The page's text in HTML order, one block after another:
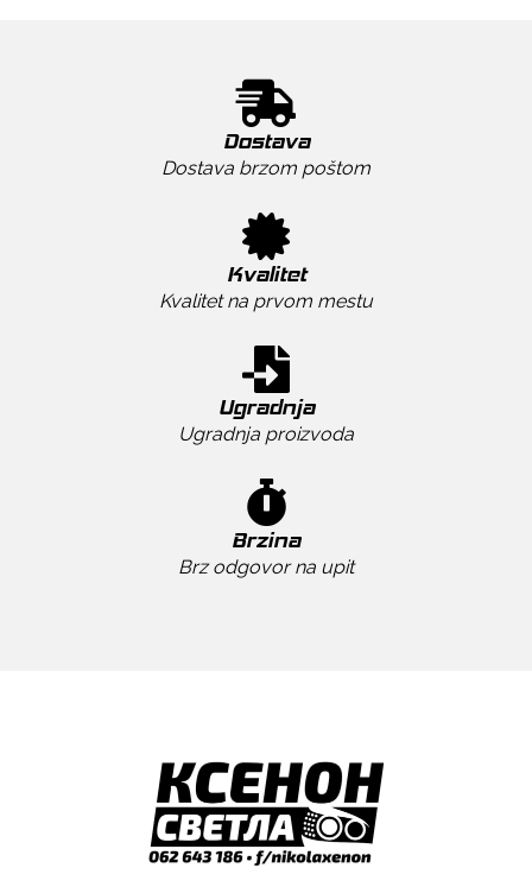
Dostava
Dostava brzom poštom
Kvalitet
Kvalitet na prvom mestu
Ugradnja
Ugradnja proizvoda
Brzina
Brz odgovor na upit